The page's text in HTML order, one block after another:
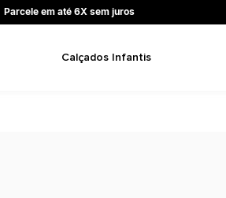
Parcele em até 6X sem juros
Calçados Infantis